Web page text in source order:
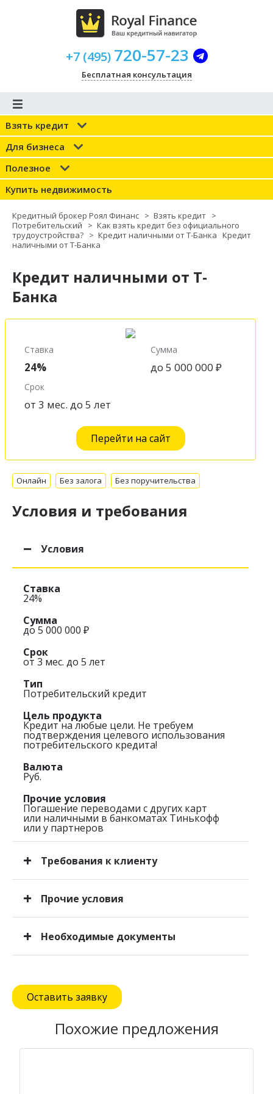
+7(495) 720-57-23
Бесплатная консультация
Взять кредит
Для бизнеса
Полезное
Купить недвижимость
Кредитный брокер Роял Финанс > Взять кредит >
Потребительский
> Как взять кредит без официального
трудоустройства? > Кредит наличными от Т-Банка Кредит
наличными от Т-Банка
Кредит наличными от Т-
Банка
Ставка
24%
Сумма
до 5 000 000 ₽
Срок
от 3 мес. до 5 лет
Перейти на сайт
Онлайн Без залога Без поручительства
Условия и требования
Условия
Ставка
24%
Сумма
до 5 000 000 ₽
Срок
от 3 мес. до 5 лет
Тип
Потребительский кредит
Цель продукта
Кредит на любые цели. Не требуем
подтверждения целевого использования
потребительского кредита!
Валюта
Руб.
Прочие условия
Погашение переводами с других карт
или наличными в банкоматах Тинькофф
или у партнеров
Требования к клиенту
Возраст 18–70 лет.
Прочие условия
или наличными в банкоматах Тинькофф
или у партнеров
Необходимые документы
РФ
Оставить заявку
Похожие предложения